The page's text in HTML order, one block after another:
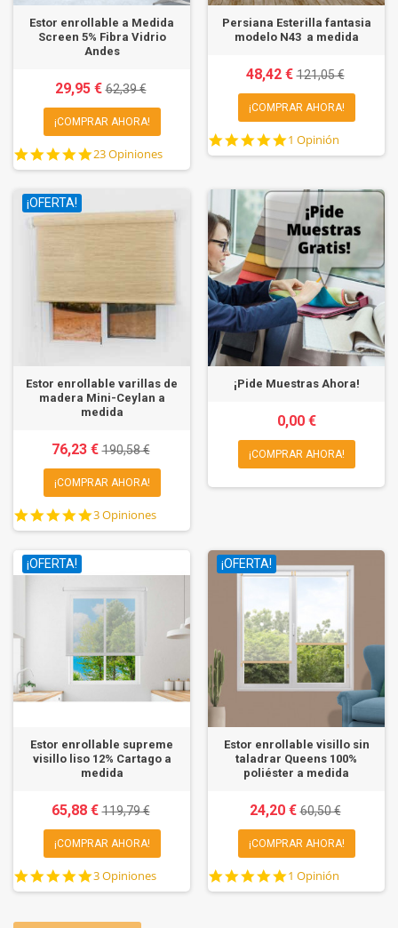
Estor enrollable a Medida
Screen 5% Fibra Vidrio
Andes
29,95 €62,39 €
¡COMPRAR AHORA!
4.9
star
23 Opiniones
Persiana Esterilla fantasia
modelo N43  a medida
48,42 €121,05 €
¡COMPRAR AHORA!
5.0
star
1 Opinión
¡OFERTA!
Estor enrollable varillas de
madera Mini-Ceylan a
medida
76,23 €190,58 €
¡COMPRAR AHORA!
5.0
star
3 Opiniones
¡Pide Muestras Ahora!
0,00 €
¡COMPRAR AHORA!
¡OFERTA!
Estor enrollable supreme
visillo liso 12% Cartago a
medida
65,88 €119,79 €
¡COMPRAR AHORA!
5.0
star
3 Opiniones
¡OFERTA!
Estor enrollable visillo sin
taladrar Queens 100%
poliéster a medida
24,20 €60,50 €
¡COMPRAR AHORA!
5.0
star
1 Opinión